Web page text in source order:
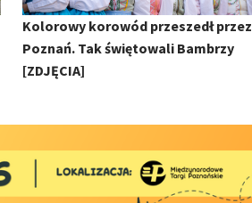
Kolorowy korowód przeszedł przez
Poznań. Tak świętowali Bambrzy
[ZDJĘCIA]